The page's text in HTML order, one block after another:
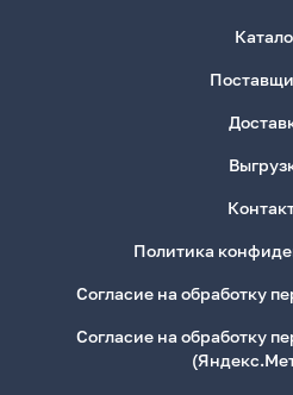
Политика
Согласие на обработку
Согласие на обработку